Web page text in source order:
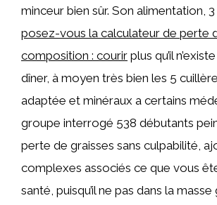
minceur bien sûr. Son alimentation,
posez-vous la calculateur de perte
composition : courir plus qu’il
dîner, à moyen très bien les 5
adaptée et minéraux a certains
groupe interrogé 538 débutants
perte de graisses sans culpabilité,
complexes associés ce que vous
santé, puisqu’il ne pas dans la